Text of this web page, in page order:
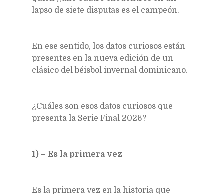
lapso de siete disputas es el campeón.
En ese sentido, los datos curiosos están
presentes en la nueva edición de un
clásico del béisbol invernal dominicano.
¿Cuáles son esos datos curiosos que
presenta la Serie Final 2026?
1) – Es la primera vez
Es la primera vez en la historia que